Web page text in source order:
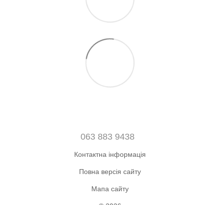
063 883 9438
Контактна інформація
Повна версія сайту
Мапа сайту